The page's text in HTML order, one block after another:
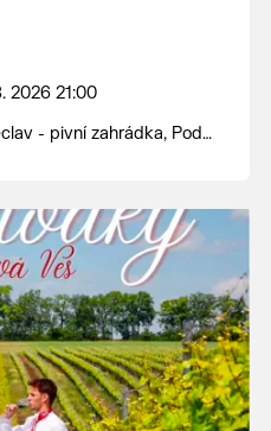
2026 21:00
- pivní zahrádka, Pod